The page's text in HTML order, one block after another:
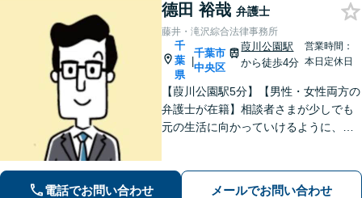
德田 裕哉 弁護士
藤井・滝沢綜合法律事務所
千
葉
県
|
千葉市
中央区
葭川公園駅
から徒歩4分
営業時間：
本日定休日
【葭川公園駅5分】【男性・女性両方の
弁護士が在籍】相談者さまが少しでも
元の生活に向かっていけるように、最
で休日・夜間面談可】【完全個室】
電話でお問い合わせ メールでお問い合わせ